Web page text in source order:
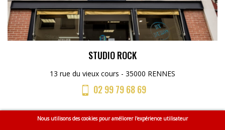
Nous utilisons des cookies pour améliorer l'expérience utilisateur
STUDIO ROCK
13 rue du vieux cours - 35000 RENNES
02 99 79 68 69
Accueil CGV Mentions légales Plan du site